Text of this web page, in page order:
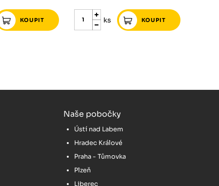
ks
Naše pobočky
Ústí nad Labem
Hradec Králové
Praha - Tůmovka
Plzeň
Liberec